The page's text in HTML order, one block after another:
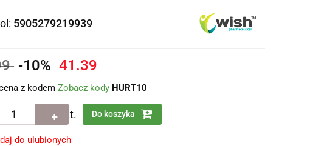
5905279219939
-10% 41.39
z kodemZobacz kody HURT10
szt. Do koszyka
do ulubionych